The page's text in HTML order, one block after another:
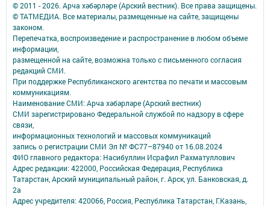
© 2011 - 2026. Арча хәбәрләре (Арский вестник). Все права защищены.
© ТАТМЕДИА. Все материалы, размещенные на сайте, защищены
законом.
Перепечатка, воспроизведение и распространение в любом объеме
информации,
размещенной на сайте, возможна только с письменного согласия
редакций СМИ.
При поддержке Республиканского агентства по печати и массовым
коммуникациям.
Наименование СМИ: Арча хәбәрләре (Арский вестник)
СМИ зарегистрировано Федеральной службой по надзору в сфере
связи,
информационных технологий и массовых коммуникаций
запись о регистрации СМИ Эл № ФС77–87940 от 16.08.2024
ФИО главного редактора: Насибуллин Исрафил Рахматуллович
Адрес редакции: 422000, Российская Федерация, Республика
Татарстан, Арский муниципальный район, г. Арск, ул. Банковская, д.
2а
Адрес учредителя: 420066, Россия, Республика Татарстан, Г.Казань,